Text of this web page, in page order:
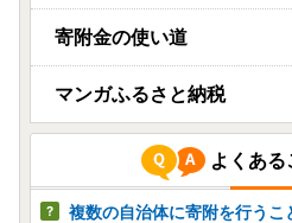
寄附金の使い道
マンガふるさと納税
よくあ
複数の自治体に寄附を行うこ